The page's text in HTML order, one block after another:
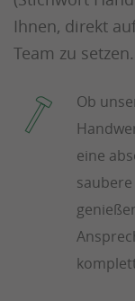
Ihnen, direkt
Team zu setzen.
Ob
eine